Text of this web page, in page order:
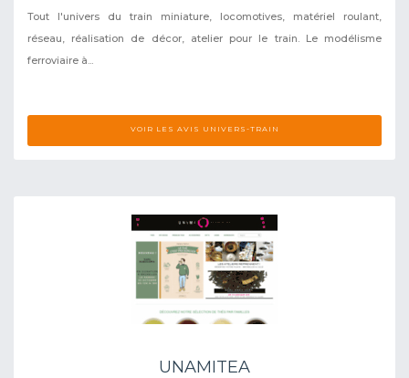
Tout l'univers du train miniature, locomotives, matériel roulant,
réseau, réalisation de décor, atelier pour le train. Le modélisme
ferroviaire à...
VOIR LES AVIS UNIVERS-TRAIN
UNAMITEA